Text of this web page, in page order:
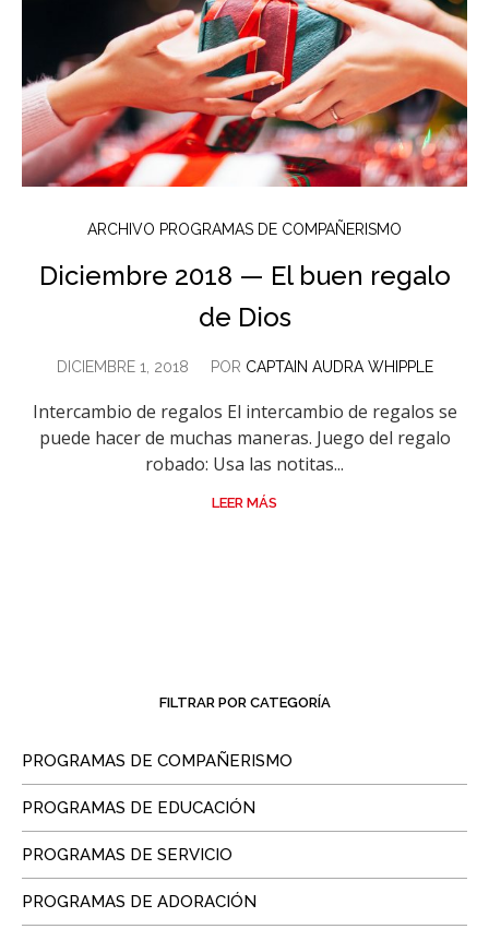
ARCHIVO PROGRAMAS DE COMPAÑERISMO
Diciembre 2018 — El buen regalo
de Dios
DICIEMBRE 1, 2018 POR CAPTAIN AUDRA WHIPPLE
Intercambio de regalos El intercambio de regalos se
puede hacer de muchas maneras. Juego del regalo
robado: Usa las notitas...
LEER MÁS
FILTRAR POR CATEGORÍA
PROGRAMAS DE COMPAÑERISMO
PROGRAMAS DE EDUCACIÓN
PROGRAMAS DE SERVICIO
PROGRAMAS DE ADORACIÓN